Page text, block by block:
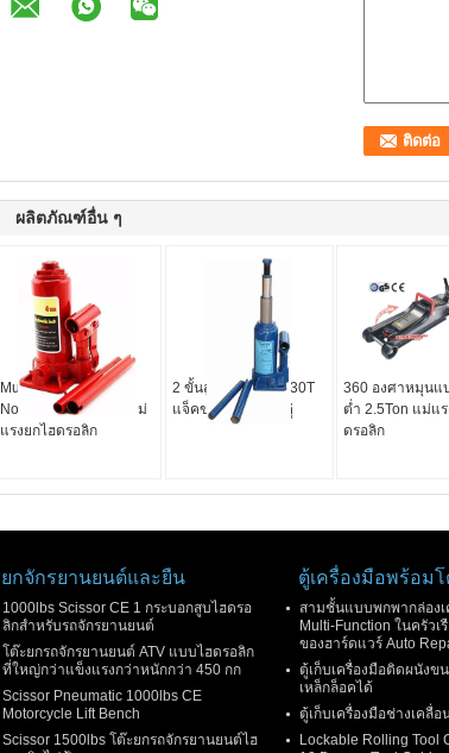
ผลิตภัณฑ์อื่น ๆ
Multi Type Manual
Notched Saddle 2T แม่
แรงยกไฮดรอลิก
2 ขั้นสูงลิฟท์ 2T ถึง 30T
แจ็คขวดไฮดรอลิกคู่
360 องศาหมุนแ
ต่ำ 2.5Ton แม่แ
ดรอลิก
ยกจักรยานยนต์และยืน
1000lbs Scissor CE 1 กระบอกสูบไฮดรอ
ลิกสำหรับรถจักรยานยนต์
โต๊ะยกรถจักรยานยนต์ ATV แบบไฮดรอลิก
ที่ใหญ่กว่าแข็งแรงกว่าหนักกว่า 450 กก
Scissor Pneumatic 1000lbs CE
Motorcycle Lift Bench
Scissor 1500lbs โต๊ะยกรถจักรยานยนต์ไฮ
ตู้เครื่องมือพร้อม
สามชั้นแบบพกพากล่องเ
Multi-Function ในครัวเ
ของฮาร์ดแวร์ Auto
ตู้เก็บเครื่องมือติดผนังข
เหล็กล็อคได้
ตู้เก็บเครื่องมือช่างเคลื่
Lockable Rolling Tool